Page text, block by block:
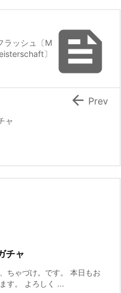

ラッシュ〔M
〕
ャ
 Prev
チャ
ちゃづけ。です。 本日もお
す。 よろしく ...